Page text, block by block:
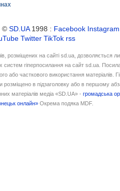
©SD.UA1998 : Facebook Instagram
Twitter TikTok rss
розміщених на сайті sd.ua, дозволяється
систем гіперпосилання на сайт sd.ua.
або часткового використання матеріалів.
розміщено в підзаголовку або в першому
матеріалів медіа «SD.UA» -громадська
онлайн» Окрема подяка MDF.